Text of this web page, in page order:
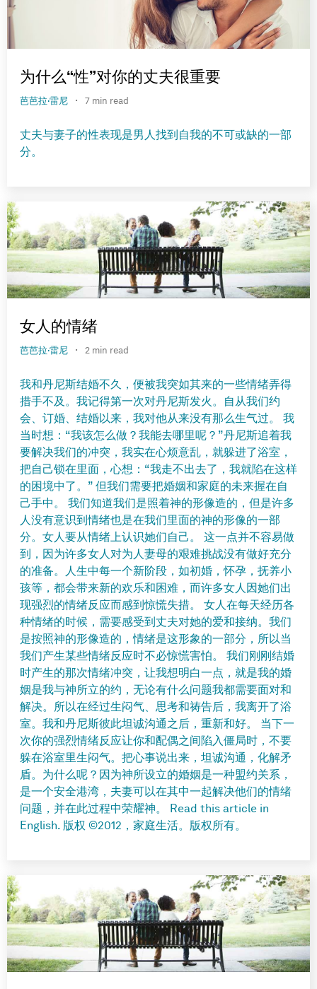
为什么“性”对你的丈夫很重要
芭芭拉·雷尼 · 7 min read
丈夫与妻子的性表现是男人找到自我的不可或缺的一部
分。
女人的情绪
芭芭拉·雷尼 · 2 min read
我和丹尼斯结婚不久，便被我突如其来的一些情绪弄得
措手不及。我记得第一次对丹尼斯发火。自从我们约
会、订婚、结婚以来，我对他从来没有那么生气过。 我
当时想：“我该怎么做？我能去哪里呢？”丹尼斯追着我
要解决我们的冲突，我实在心烦意乱，就躲进了浴室，
把自己锁在里面，心想：“我走不出去了，我就陷在这样
的困境中了。” 但我们需要把婚姻和家庭的未来握在自
己手中。 我们知道我们是照着神的形像造的，但是许多
人没有意识到情绪也是在我们里面的神的形像的一部
分。女人要从情绪上认识她们自己。 这一点并不容易做
到，因为许多女人对为人妻母的艰难挑战没有做好充分
的准备。人生中每一个新阶段，如初婚，怀孕，抚养小
孩等，都会带来新的欢乐和困难，而许多女人因她们出
现强烈的情绪反应而感到惊慌失措。 女人在每天经历各
种情绪的时候，需要感受到丈夫对她的爱和接纳。我们
是按照神的形像造的，情绪是这形象的一部分，所以当
我们产生某些情绪反应时不必惊慌害怕。 我们刚刚结婚
时产生的那次情绪冲突，让我想明白一点，就是我的婚
姻是我与神所立的约，无论有什么问题我都需要面对和
解决。所以在经过生闷气、思考和祷告后，我离开了浴
室。我和丹尼斯彼此坦诚沟通之后，重新和好。 当下一
次你的强烈情绪反应让你和配偶之间陷入僵局时，不要
躲在浴室里生闷气。把心事说出来，坦诚沟通，化解矛
盾。为什么呢？因为神所设立的婚姻是一种盟约关系，
是一个安全港湾，夫妻可以在其中一起解决他们的情绪
问题，并在此过程中荣耀神。 Read this article in
English. 版权 ©2012，家庭生活。版权所有。